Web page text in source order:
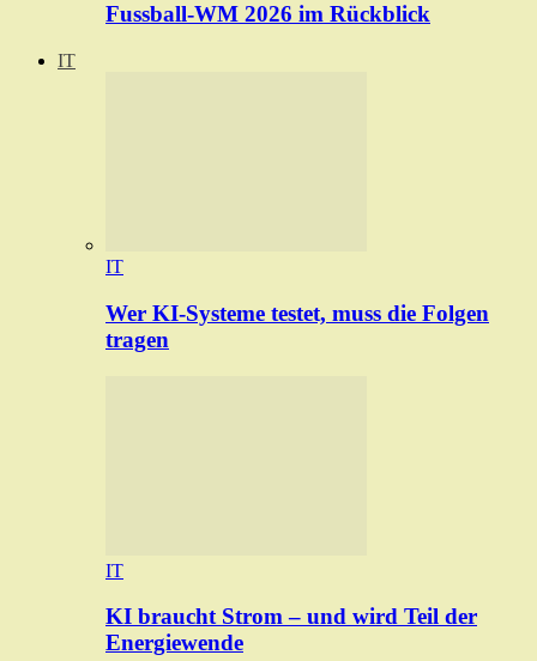
Fussball-WM 2026 im Rückblick
IT
IT
Wer KI-Systeme testet, muss die Folgen
tragen
IT
KI braucht Strom – und wird Teil der
Energiewende